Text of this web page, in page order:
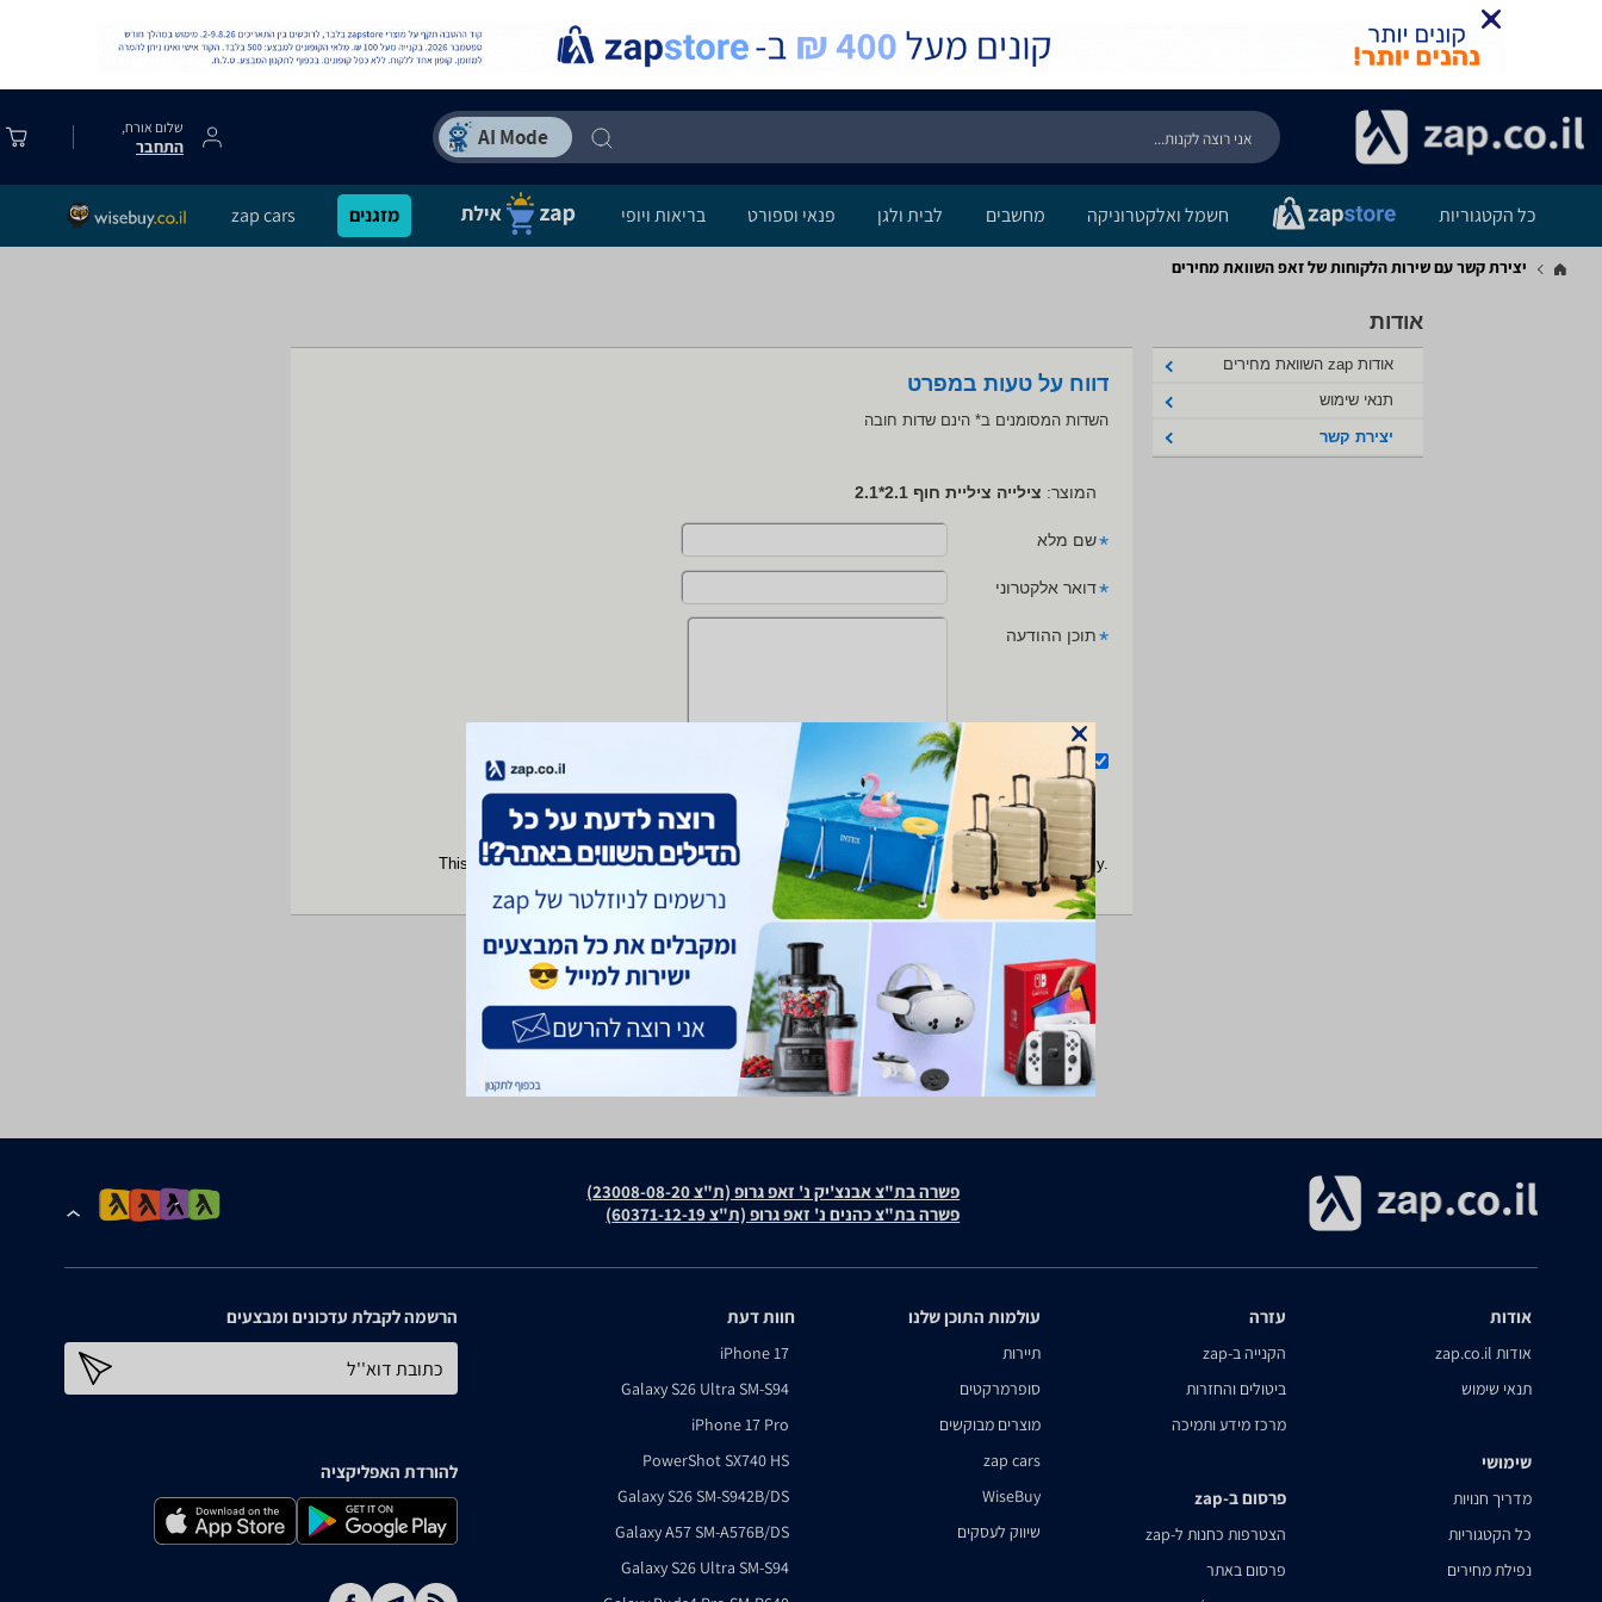
שלום אורח,
התחבר
כל הקטגוריות חשמל ואלקטרוניקה מחשבים לבית ולגן פנאי וספורט בריאות ויופי מזגנים zap cars
יצירת קשר עם שירות הלקוחות של זאפ השוואת מחירים
אודות
אודות zap השוואת מחירים
תנאי שימוש
יצירת קשר
דווח על טעות במפרט
השדות המסומנים ב* הינם שדות חובה
המוצר: צילייה ציליית חוף 2.1*2.1
*שם מלא
*דואר אלקטרוני
*תוכן ההודעה
אני מאשר/ת את תנאי השימוש מדיניות הפרטיות
This site is protected by reCAPTCHA and the GooglePrivacy Policy and Terms of Serviceapply.
פשרה בת"צ אבנצ'יק נ' זאפ גרופ (ת"צ 23008-08-20)
פשרה בת"צ כהנים נ' זאפ גרופ (ת"צ 60371-12-19)
אודות
אודות zap.co.il
תנאי שימוש
שימושי
מדריך חנויות
כל הקטגוריות
נפילת מחירים
עזרה
הקנייה ב-zap
ביטולים והחזרות
מרכז מידע ותמיכה
פרסום ב-zap
הצטרפות כחנות ל-zap
פרסום באתר
עולמות התוכן שלנו
תיירות
סופרמרקטים
מוצרים מבוקשים
zap cars
WiseBuy
שיווק לעסקים
חוות דעת
iPhone 17
Galaxy S26 Ultra SM-S94
iPhone 17 Pro
PowerShot SX740 HS
Galaxy S26 SM-S942B/DS
Galaxy A57 SM-A576B/DS
Galaxy S26 Ultra SM-S94
הרשמה לקבלת עדכונים ומבצעים
כתובת דוא''ל
להורדת האפליקציה